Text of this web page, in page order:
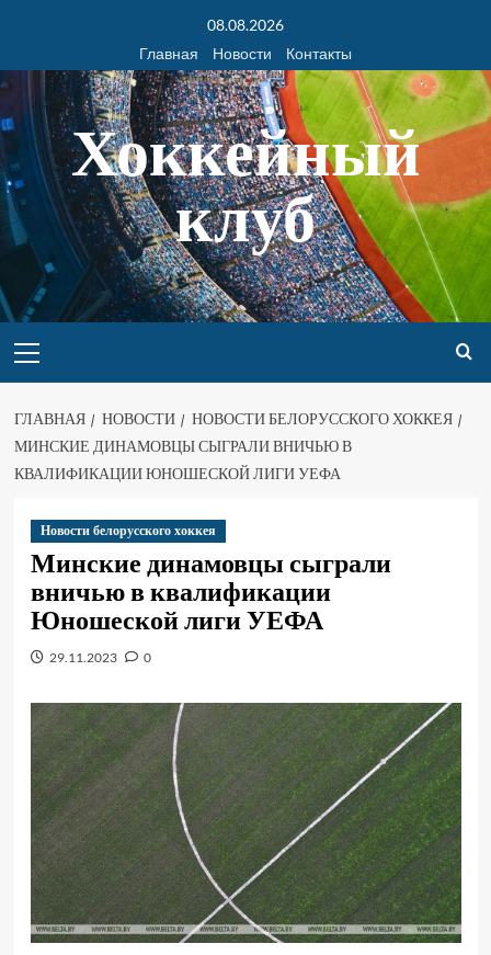
08.08.2026
Главная
Новости Контакты
Хоккейный
клуб
ГЛАВНАЯ НОВОСТИ
НОВОСТИ БЕЛОРУССКОГО ХОККЕЯ
МИНСКИЕ ДИНАМОВЦЫ СЫГРАЛИ ВНИЧЬЮ В
КВАЛИФИКАЦИИ ЮНОШЕСКОЙ ЛИГИ УЕФА
Новости белорусского хоккея
Минские динамовцы сыграли
вничью в квалификации
Юношеской лиги УЕФА
29.11.2023 0